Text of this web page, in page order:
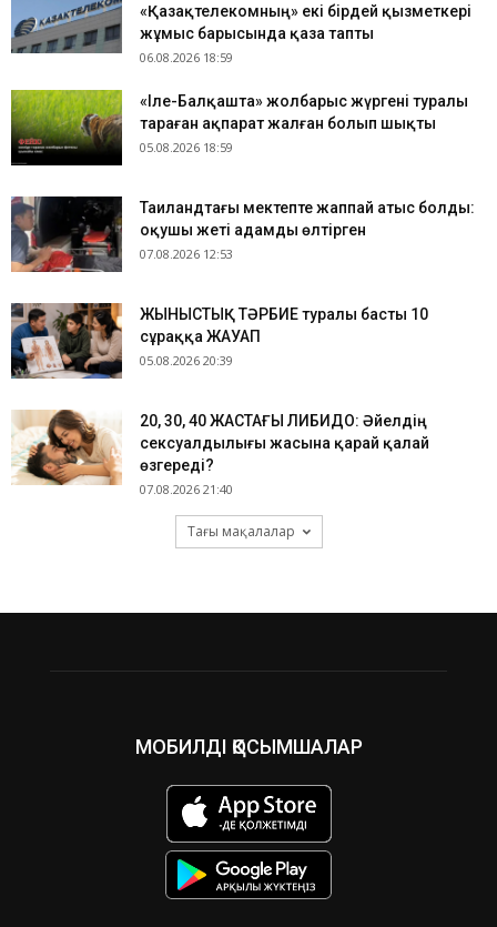
«Қазақтелекомның» екі бірдей қызметкері
жұмыс барысында қаза тапты
06.08.2026 18:59
«Іле-Балқашта» жолбарыс жүргені туралы
тараған ақпарат жалған болып шықты
05.08.2026 18:59
Таиландтағы мектепте жаппай атыс болды:
оқушы жеті адамды өлтірген
07.08.2026 12:53
ЖЫНЫСТЫҚ ТӘРБИЕ туралы басты 10
сұраққа ЖАУАП
05.08.2026 20:39
​20, 30, 40 ЖАСТАҒЫ ЛИБИДО: Әйелдің
сексуалдылығы жасына қарай қалай
өзгереді?
07.08.2026 21:40
Тағы мақалалар
МОБИЛДІ ҚОСЫМШАЛАР